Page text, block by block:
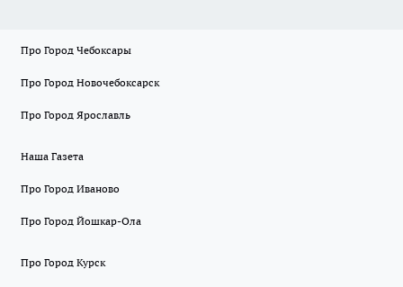
Про Город Чебоксары
Про Город Новочебоксарск
Про Город Ярославль
Наша Газета
Про Город Иваново
Про Город Йошкар-Ола
Про Город Курск